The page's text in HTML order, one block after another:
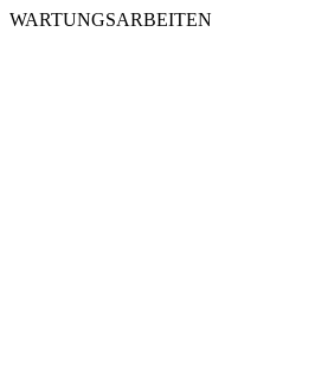
WARTUNGSARBEITEN